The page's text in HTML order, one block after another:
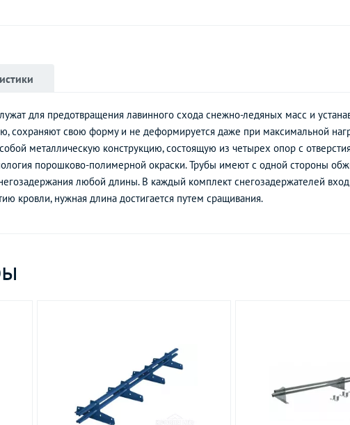
для предотвращения лавинного схода снежно-ледяных масс и
сохраняют свою форму и не деформируется даже при максимальной
металлическую конструкцию, состоящую из четырех опор с
порошково-полимерной окраски. Трубы имеют с одной стороны
любой длины. В каждый комплект снегозадержателей
кровли, нужная длина достигается путем сращивания.